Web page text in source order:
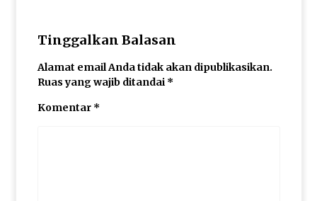
Tinggalkan Balasan
Alamat email Anda tidak akan dipublikasikan.
Ruas yang wajib ditandai *
Komentar *